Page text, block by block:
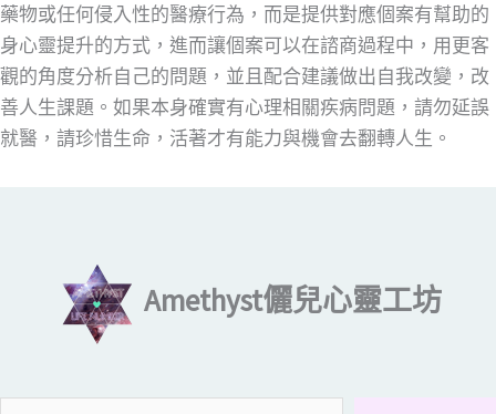
藥物或任何侵入性的醫療行為，而是提供對應個案有幫助的
身心靈提升的方式，進而讓個案可以在諮商過程中，用更客
觀的角度分析自己的問題，並且配合建議做出自我改變，改
善人生課題。如果本身確實有心理相關疾病問題，請勿延誤
就醫，請珍惜生命，活著才有能力與機會去翻轉人生。
Amethyst儷兒心靈工坊